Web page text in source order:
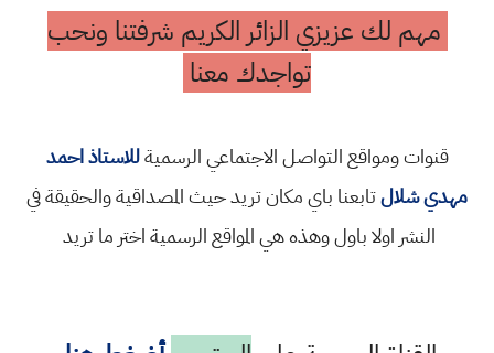
مهم لك عزيزي الزائر الكريم شرفتنا ونحب
تواجدك معنا
قنوات ومواقع التواصل الاجتماعي الرسميةللاستاذ احمد
مهدي شلالتابعنا باي مكان تريد حيث المصداقية والحقيقة في
النشر اولا باول وهذه هي المواقع الرسمية اختر ما تريد